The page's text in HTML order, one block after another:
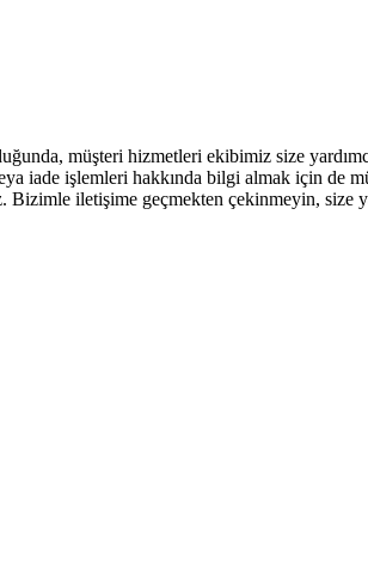
müşteri hizmetleri ekibimiz size
iade işlemleri hakkında bilgi almak için de
Bizimle iletişime geçmekten çekinmeyin, size